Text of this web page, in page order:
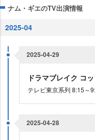
ナム・ギエのTV出演情報
2025-04
2025-04-29
ドラマブレイク コ
テレビ東京系列 8:15～
2025-04-28